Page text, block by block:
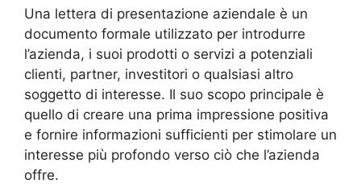
Una lettera di presentazione aziendale è un
documento formale utilizzato per introdurre
l’azienda, i suoi prodotti o servizi a potenziali
clienti, partner, investitori o qualsiasi altro
soggetto di interesse. Il suo scopo principale è
quello di creare una prima impressione positiva
e fornire informazioni sufficienti per stimolare un
interesse più profondo verso ciò che l’azienda
offre.